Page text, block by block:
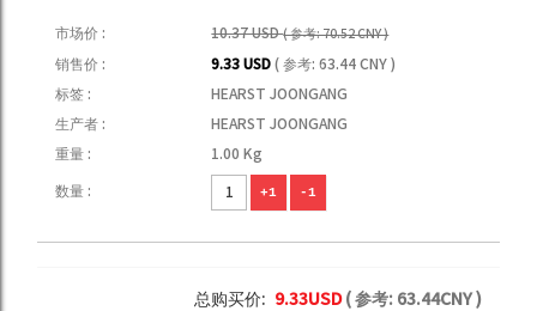
市场价 : 10.37 USD( 参考: 70.52 CNY )
销售价 : 9.33 USD( 参考: 63.44 CNY )
标签 :
HEARST JOONGANG
生产者 :
HEARST JOONGANG
重量 :
1.00 Kg
数量 : +1 -1
总购买价: 9.33USD( 参考: 63.44CNY )